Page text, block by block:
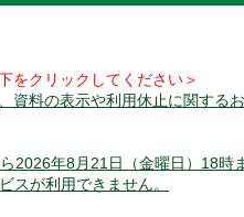
をクリックしてください＞
資料の表示や利用休止に関する
2026年8月21日（金曜日）18時
スが利用できません。